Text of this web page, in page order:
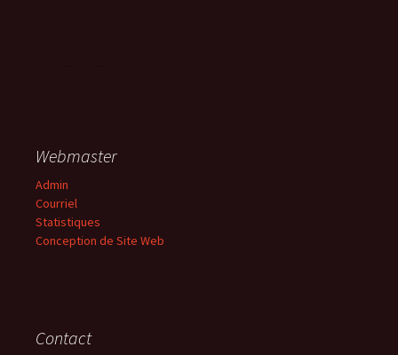
Webmaster
Admin
Courriel
Statistiques
Conception de Site Web
Contact